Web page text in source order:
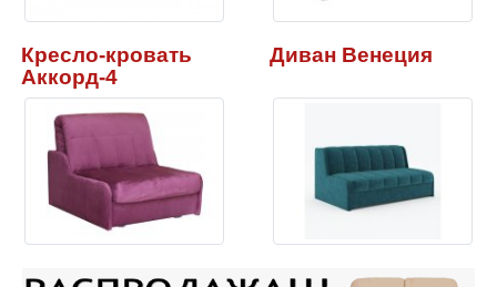
Кресло-кровать
Аккорд-4
Диван Венеция